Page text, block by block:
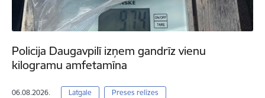
Policija Daugavpilī izņem gandrīz vienu
kilogramu amfetamīna
06.08.2026. Latgale Preses relīzes